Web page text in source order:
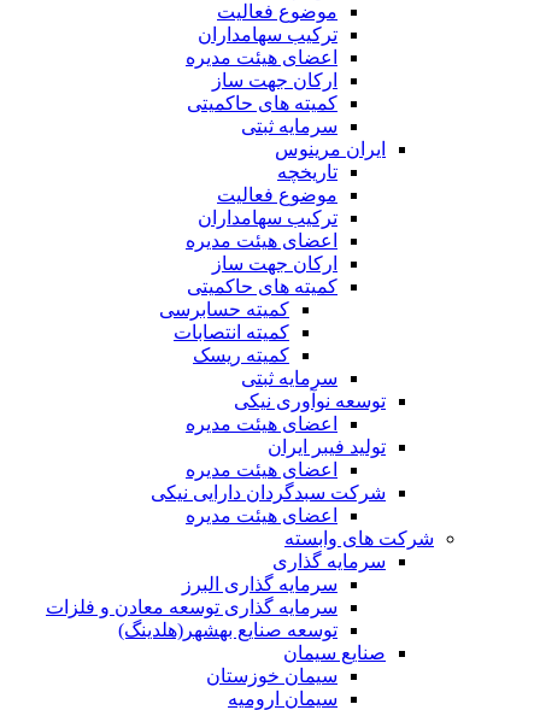
موضوع فعالیت
ترکیب سهامداران
اعضای هیئت مدیره
ارکان جهت ساز
کمیته های حاکمیتی
سرمایه ثبتی
ایران مرینوس
تاریخچه
موضوع فعالیت
ترکیب سهامداران
اعضای هیئت مدیره
ارکان جهت ساز
کمیته های حاکمیتی
کمیته حسابرسی
کمیته انتصابات
کمیته ریسک
سرمایه ثبتی
توسعه نوآوری نیکی
اعضای هیئت مدیره
تولید فیبر ایران
اعضای هیئت مدیره
شرکت سبدگردان دارایی نیکی
اعضای هیئت مدیره
شرکت های وابسته
سرمایه گذاری
سرمایه گذاری البرز
سرمایه گذاری توسعه معادن و فلزات
توسعه‌ صنایع‌ بهشهر(هلدینگ)
صنایع سیمان
سیمان خوزستان
سیمان ارومیه